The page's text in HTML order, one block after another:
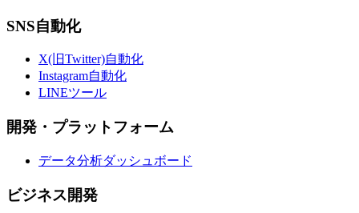
SNS自動化
X(旧Twitter)自動化
Instagram自動化
LINEツール
開発・プラットフォーム
データ分析ダッシュボード
ビジネス開発